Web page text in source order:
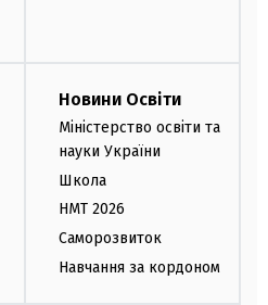
Новини Освіти
Міністерство освіти та
науки України
Школа
НМТ 2026
Саморозвиток
Навчання за кордоном